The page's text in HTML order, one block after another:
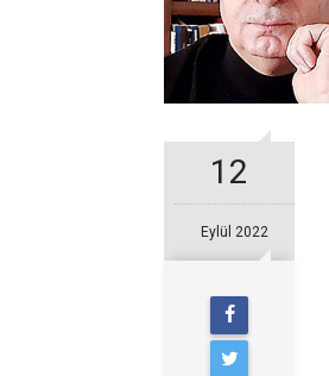
12
Eylül 2022